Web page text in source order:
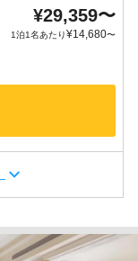
¥29,359〜
1泊1名あたり¥14,680〜